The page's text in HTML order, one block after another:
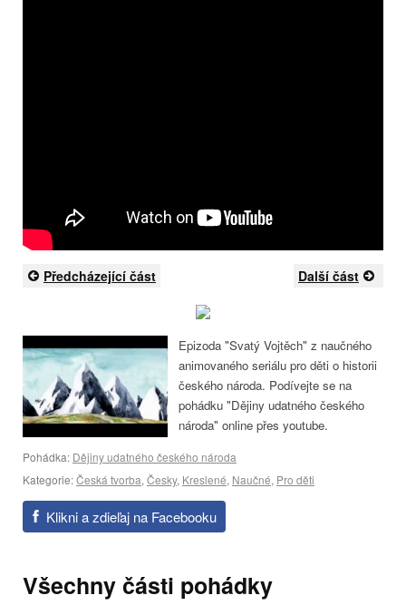
Předcházející část Další část
Epizoda "Svatý Vojtěch" z naučného
animovaného seriálu pro děti o historii
českého národa. Podívejte se na
pohádku "Dějiny udatného českého
národa" online přes youtube.
Pohádka: Dějiny udatného českého národa
Kategorie:Česká tvorba, Česky, Kreslené, Naučné, Pro děti
Klikni a zdieľaj na Facebooku
Všechny části pohádky